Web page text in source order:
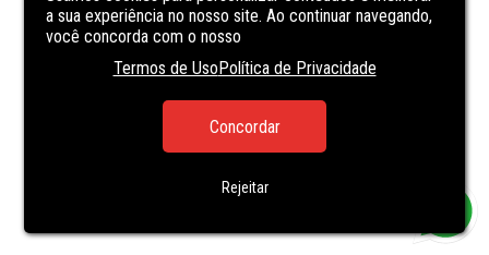
a sua experiência no nosso site. Ao continuar navegando,
você concorda com o nosso
Termos de UsoPolítica de Privacidade
Concordar
Rejeitar